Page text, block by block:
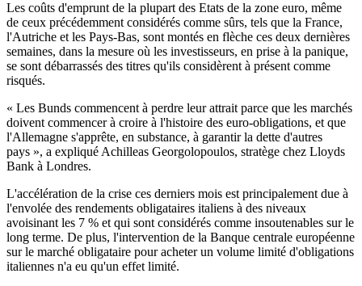
Les coûts d'emprunt de la plupart des Etats de la zone euro, même
de ceux précédemment considérés comme sûrs, tels que la France,
l'Autriche et les Pays-Bas, sont montés en flèche ces deux dernières
semaines, dans la mesure où les investisseurs, en prise à la panique,
se sont débarrassés des titres qu'ils considèrent à présent comme
risqués.
« Les Bunds commencent à perdre leur attrait parce que les marchés
doivent commencer à croire à l'histoire des euro-obligations, et que
l'Allemagne s'apprête, en substance, à garantir la dette d'autres
pays », a expliqué Achilleas Georgolopoulos, stratège chez Lloyds
Bank à Londres.
L'accélération de la crise ces derniers mois est principalement due à
l'envolée des rendements obligataires italiens à des niveaux
avoisinant les 7 % et qui sont considérés comme insoutenables sur le
long terme. De plus, l'intervention de la Banque centrale européenne
sur le marché obligataire pour acheter un volume limité d'obligations
italiennes n'a eu qu'un effet limité.